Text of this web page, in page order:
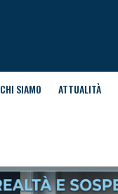
CHI SIAMO ATTUALITÀ